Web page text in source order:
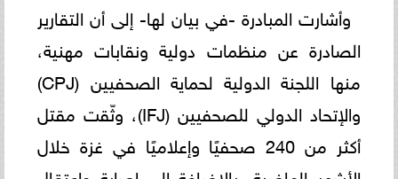
وأشارت المبادرة -في بيان لها- إلى أن التقارير
الصادرة عن منظمات دولية ونقابات مهنية،
منها اللجنة الدولية لحماية الصحفيين (CPJ)
والإتحاد الدولي للصحفيين (IFJ)، وثّقت مقتل
أكثر من 240 صحفيًا وإعلاميًا في غزة خلال